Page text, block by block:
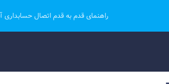
راهنمای قدم به قدم اتصال حسابداری